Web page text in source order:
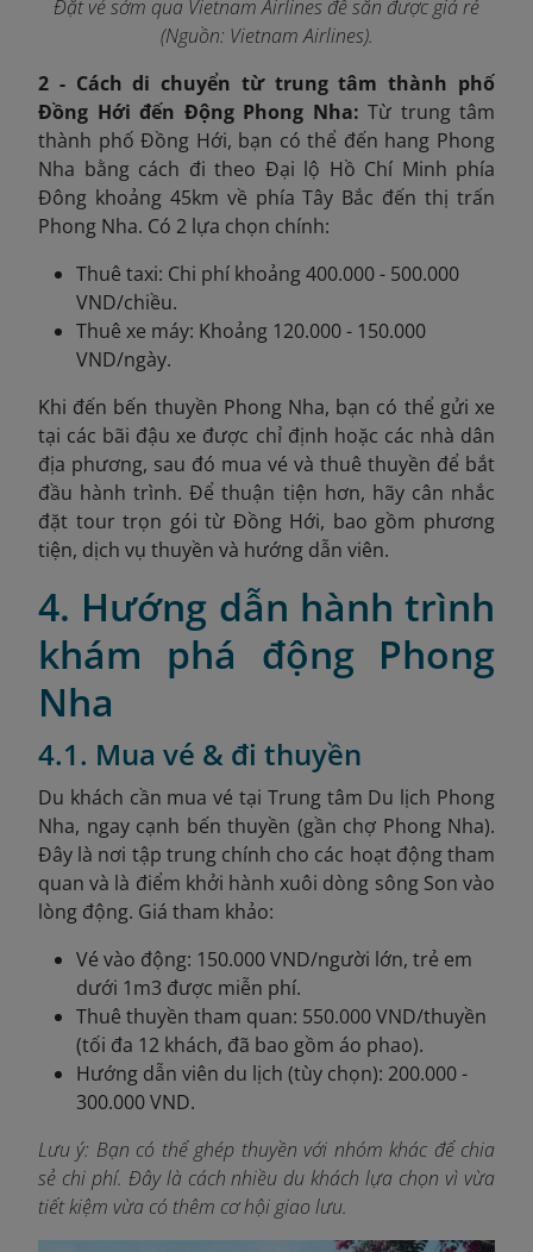
Đặt vé sớm qua Vietnam Airlines để săn được giá rẻ
(Nguồn: Vietnam Airlines).
2 - Cách di chuyển từ trung tâm thành phố
Đồng Hới đến Động Phong Nha: Từ trung tâm
thành phố Đồng Hới, bạn có thể đến hang Phong
Nha bằng cách đi theo Đại lộ Hồ Chí Minh phía
Đông khoảng 45km về phía Tây Bắc đến thị trấn
Phong Nha. Có 2 lựa chọn chính:
Thuê taxi: Chi phí khoảng 400.000 - 500.000
VND/chiều.
Thuê xe máy: Khoảng 120.000 - 150.000
VND/ngày.
Khi đến bến thuyền Phong Nha, bạn có thể gửi xe
tại các bãi đậu xe được chỉ định hoặc các nhà dân
địa phương, sau đó mua vé và thuê thuyền để bắt
đầu hành trình. Để thuận tiện hơn, hãy cân nhắc
đặt tour trọn gói từ Đồng Hới, bao gồm phương
tiện, dịch vụ thuyền và hướng dẫn viên.
4. Hướng dẫn hành trình
khám phá động Phong
Nha
4.1. Mua vé & đi thuyền
Du khách cần mua vé tại Trung tâm Du lịch Phong
Nha, ngay cạnh bến thuyền (gần chợ Phong Nha).
Đây là nơi tập trung chính cho các hoạt động tham
quan và là điểm khởi hành xuôi dòng sông Son vào
lòng động. Giá tham khảo:
Vé vào động: 150.000 VND/người lớn, trẻ em
dưới 1m3 được miễn phí.
Thuê thuyền tham quan: 550.000 VND/thuyền
(tối đa 12 khách, đã bao gồm áo phao).
Hướng dẫn viên du lịch (tùy chọn): 200.000 -
300.000 VND.
Lưu ý: Bạn có thể ghép thuyền với nhóm khác để chia
sẻ chi phí. Đây là cách nhiều du khách lựa chọn vì vừa
tiết kiệm vừa có thêm cơ hội giao lưu.